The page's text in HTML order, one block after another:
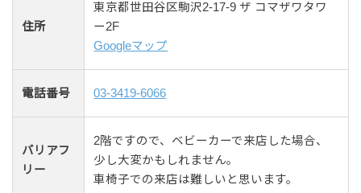
住所
東京都世田谷区駒沢2-17-9 ザ コマザワタワ
ー2F
Googleマップ
電話番号 03-3419-6066
バリアフ
リー
2階ですので、ベビーカーで来店した場合、
少し大変かもしれません。
車椅子での来店は難しいと思います。